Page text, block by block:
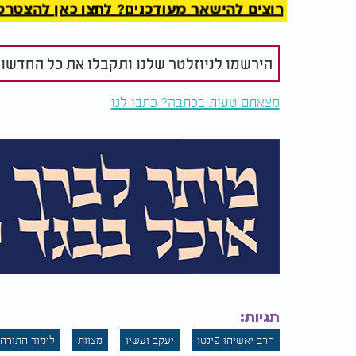
רוצים להישאר מעודכנים? לחצו כאן להצטרפות
הירשמו לניוזלטר שלנו ותקבלו את כל
מצאתם טעות בכתבה? כתבו לנו
תגיות:
הרב יאשיהו פינטו יעקב ועשיו מצוות לימוד התורה